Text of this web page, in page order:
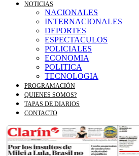
NOTICIAS
NACIONALES
INTERNACIONALES
DEPORTES
ESPECTACULOS
POLICIALES
ECONOMIA
POLITICA
TECNOLOGIA
PROGRAMACIÓN
QUIENES SOMOS?
TAPAS DE DIARIOS
CONTACTO